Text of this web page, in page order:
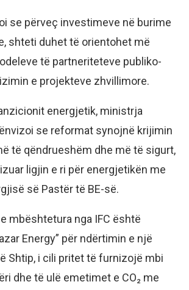
se përveç investimeve në burime
shteti duhet të orientohet më
të partneriteteve publiko-
e projekteve zhvillimore.
energjetik, ministrja
se reformat synojnë krijimin
të qëndrueshëm dhe më të sigurt,
ligjin e ri për energjetikën me
së Pastër të BE-së.
mbështetura nga IFC është
Energy” për ndërtimin e një
Shtip, i cili pritet të furnizojë mbi
dhe të ulë emetimet e CO₂ me